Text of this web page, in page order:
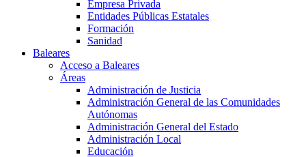
Empresa Privada
Entidades Públicas Estatales
Formación
Sanidad
Baleares
Acceso a Baleares
Áreas
Administración de Justicia
Administración General de las Comunidades
Autónomas
Administración General del Estado
Administración Local
Educación